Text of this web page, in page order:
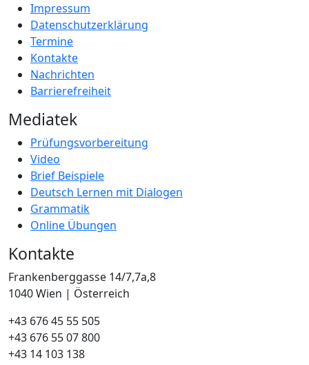
Impressum
Datenschutzerklärung
Termine
Kontakte
Nachrichten
Barrierefreiheit
Mediatek
Prüfungsvorbereitung
Video
Brief Beispiele
Deutsch Lernen mit Dialogen
Grammatik
Online Übungen
Kontakte
Frankenberggasse 14/7,7a,8
1040 Wien | Österreich
+43 676 45 55 505
+43 676 55 07 800
‎+43 14 103 138